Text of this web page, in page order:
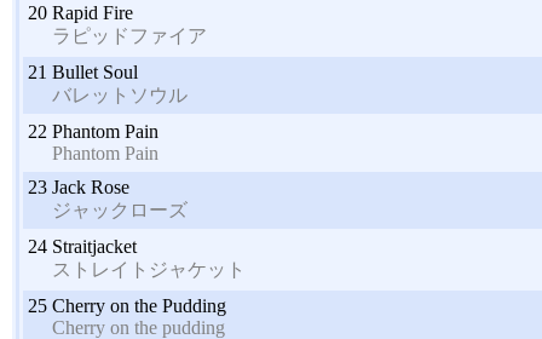
20 Rapid Fire
ラピッドファイア
21 Bullet Soul
バレットソウル
22 Phantom Pain
Phantom Pain
23 Jack Rose
ジャックローズ
24 Straitjacket
ストレイトジャケット
25 Cherry on the Pudding
Cherry on the pudding